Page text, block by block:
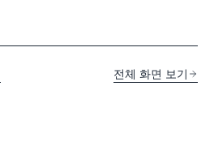
전체 화면 보기